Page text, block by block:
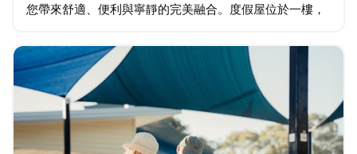
您帶來舒適、便利與寧靜的完美融合。度假屋位於一樓，
擇。…